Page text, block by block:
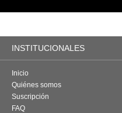
INSTITUCIONALES
Inicio
Quiénes somos
Suscripción
FAQ